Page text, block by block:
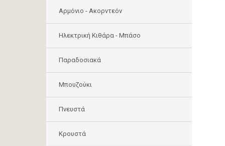
Αρμόνιο - Ακορντεόν
Ηλεκτρική Κιθάρα - Μπάσο
Παραδοσιακά
Μπουζούκι
Πνευστά
Κρουστά